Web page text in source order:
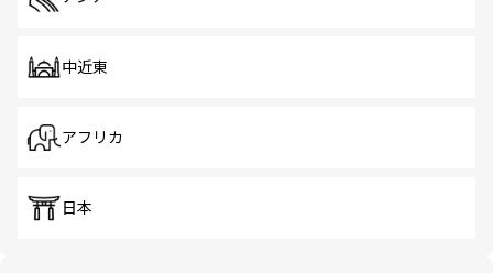
中近東
アフリカ
日本